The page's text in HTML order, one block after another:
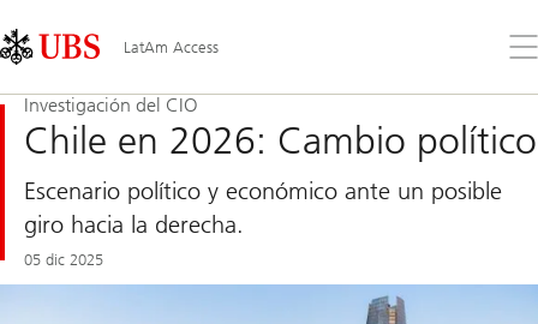
Links
Area
LatAm Access
el
Investigación del CIO
Chile en 2026: Cambio político
Escenario político y económico ante un posible
giro hacia la derecha.
05 dic 2025